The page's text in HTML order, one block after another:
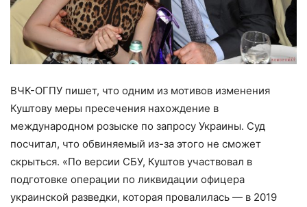
ВЧК-ОГПУ пишет, что одним из мотивов изменения
Куштову меры пресечения нахождение в
международном розыске по запросу Украины. Суд
посчитал, что обвиняемый из-за этого не сможет
скрыться. «По версии СБУ, Куштов участвовал в
подготовке операции по ликвидации офицера
украинской разведки, которая провалилась — в 2019